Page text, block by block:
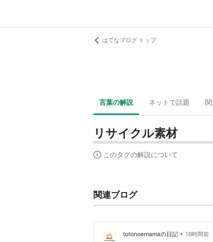
はてなブログ トップ
言葉の解説 ネットで話題
リサイクル素材
このタグの解説について
関連ブログ
totonoemamaの日記 • 16時間前